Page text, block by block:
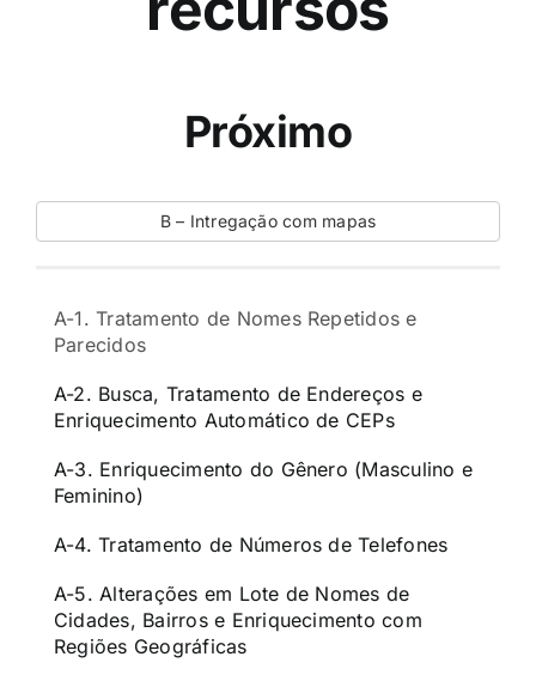
Próximo
B – Intregação com mapas
A-1. Tratamento de Nomes Repetidos e
Parecidos
A-2. Busca, Tratamento de Endereços e
Enriquecimento Automático de CEPs
A-3. Enriquecimento do Gênero (Masculino e
Feminino)
A-4. Tratamento de Números de Telefones
A-5. Alterações em Lote de Nomes de
Cidades, Bairros e Enriquecimento com
Regiões Geográficas